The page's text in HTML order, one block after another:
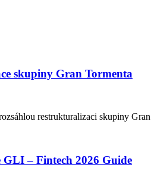
skupiny Gran Tormenta
restrukturalizaci skupiny
– Fintech 2026 Guide